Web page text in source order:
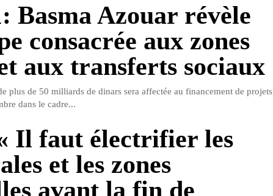
Basma Azouar révèle
consacrée aux zones
aux transferts sociaux
plus de 50 milliards de dinars sera affectée au financement de projets
dans le cadre...
Il faut électrifier les
et les zones
avant la fin de